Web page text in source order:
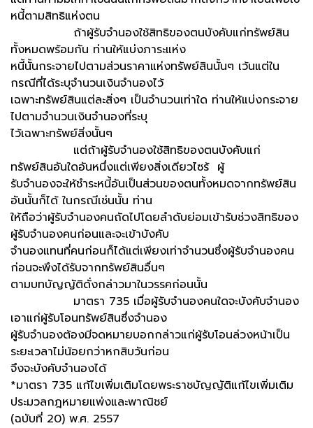
หนี้ตามสิทธิแห่งตน
ถ้าผู้รับจำนองใช้สิทธิของตนบังคับแก่ทรัพย์สิน
ทั้งหมดพร้อมกัน ท่านให้แบ่งภาระแห่ง
หนี้นั้นกระจายไปตามส่วนราคาแห่งทรัพย์สินนั้นๆ เว้นแต่ใน
กรณีที่ได้ระบุจำนวนเงินจำนองไว้
เฉพาะทรัพย์สินแต่ละสิ่งๆ เป็นจำนวนเท่าใด ท่านให้แบ่งกระจาย
ไปตามจำนวนเงินจำนองที่ระบุ
ไว้เฉพาะทรัพย์สิ่งนั้นๆ
แต่ถ้าผู้รับจำนองใช้สิทธิของตนบังคับแก่
ทรัพย์สินอันใดอันหนึ่งแต่เพียงสิ่งเดียวไซร้ ผู้
รับจำนองจะให้ชำระหนี้อันเป็นส่วนของตนทั้งหมดจากทรัพย์สิน
อันนั้นก็ได้ ในกรณีเช่นนั้น ท่าน
ให้ถือว่าผู้รับจำนองคนถัดไปโดยลำดับย่อมเข้ารับช่วงสิทธิของ
ผู้รับจำนองคนก่อนและจะเข้าบังคับ
จำนองแทนที่คนก่อนก็ได้แต่เพียงเท่าจำนวนซึ่งผู้รับจำนองคน
ก่อนจะพึงได้รับจากทรัพย์สินอื่นๆ
ตามบทบัญญัติดั่งกล่าวมาในวรรคก่อนนั้น
มาตรา 735 เมื่อผู้รับจำนองคนใดจะบังคับจำนอง
เอาแก่ผู้รับโอนทรัพย์สินซึ่งจำนอง
ผู้รับจำนองต้องมีจดหมายบอกกล่าวแก่ผู้รับโอนล่วงหน้าเป็น
ระยะเวลาไม่น้อยกว่าหกสิบวันก่อน
จึงจะบังคับจำนองได้
*มาตรา 735 แก้ไขเพิ่มเติมโดยพระราชบัญญัติแก้ไขเพิ่มเติม
ประมวลกฎหมายแพ่งและพาณิชย์
(ฉบับที่ 20) พ.ศ. 2557